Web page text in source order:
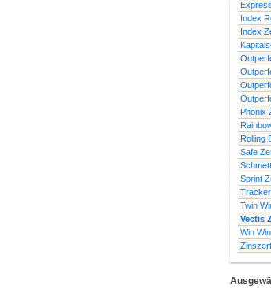
Index
Index
Phönix
Rolling
Safe
Sprint
Twin
Vectis
Win